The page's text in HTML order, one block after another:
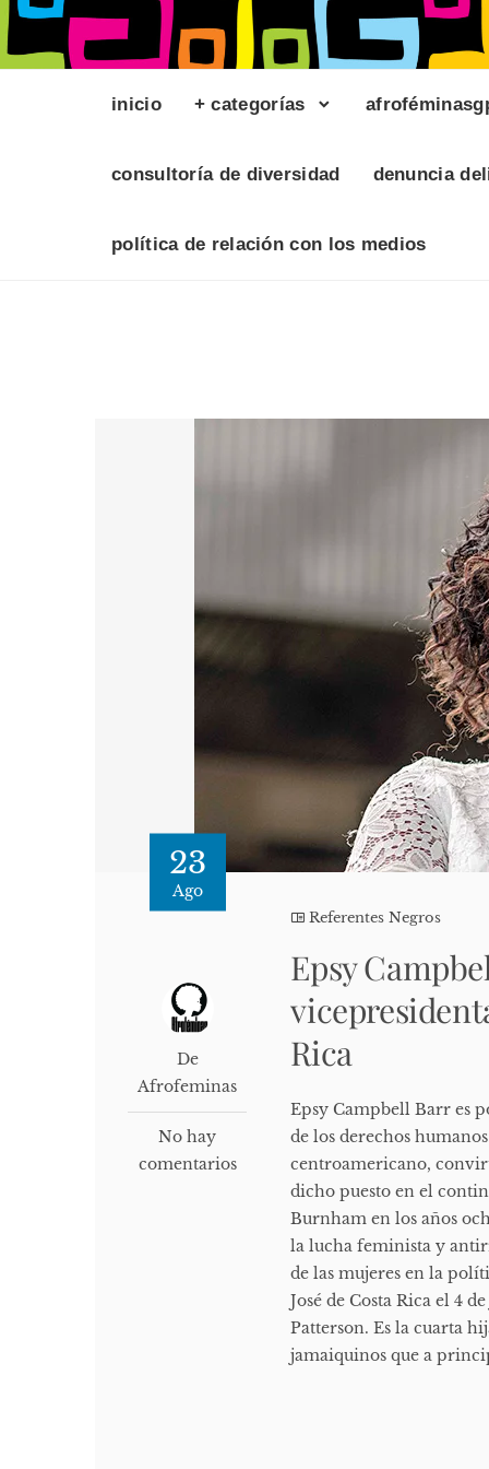
inicio + categorías
consultoría de diversidad denuncia
política de relación con los medios
23
Ago
De
Afrofeminas
No hay
comentarios
Referentes Negros
Epsy
Rica
Epsy Campbell Barr es
de los derechos
centroamericano,
dicho puesto en el
Burnham en los años
la lucha feminista y
de las mujeres en la
José de Costa Rica el 4
Patterson. Es la cuarta
jamaiquinos que a